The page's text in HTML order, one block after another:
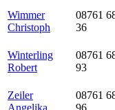
Wimmer
Christoph
08761
36
Winterling
Robert
08761
93
Zeiler
Angelika
08761
96